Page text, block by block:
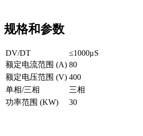
规格和参数
DV/DT
≤1000μS
额定电流范围 (A) 80
额定电压范围 (V) 400
单相/三相
三相
功率范围 (KW)
30